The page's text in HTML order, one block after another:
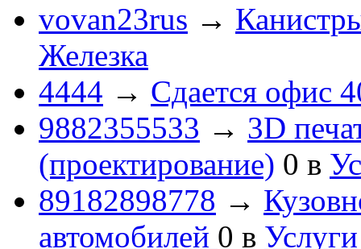
vovan23rus →
Железка
4444 → Сдается офис
9882355533 → 3D
(проектирование) 0 в
89182898778 →
автомобилей 0 в Услуги